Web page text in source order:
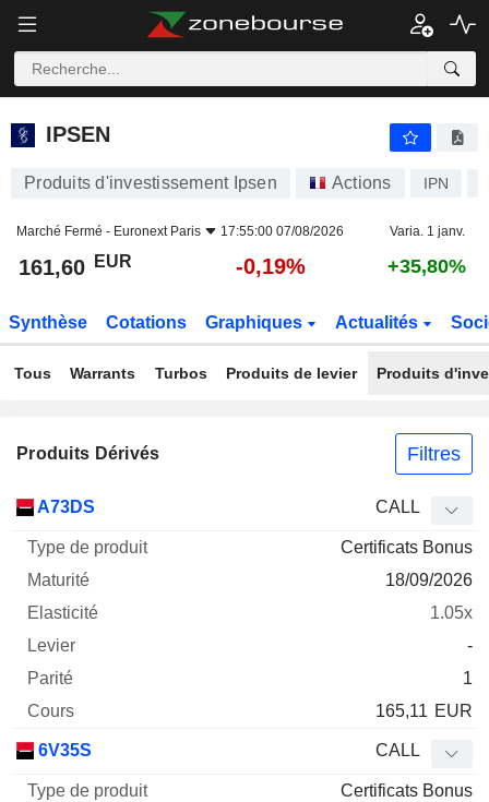
IPSEN
IPSEN
Produits d'investissement Ipsen Actions IPN
Marché Fermé - Euronext Paris 17:55:00 07/08/2026 Varia. 1 janv.
161,60 EUR -0,19% +35,80%
Synthèse Cotations Graphiques Actualités
Tous Warrants Turbos Produits de levier Produits
Produits Dérivés Filtres
Mnemo Type produit
Elasticité Levier Parité
A73DS CALL
Certificats Bonus
18/09/2026
1.05x
-
1
165,11 EUR
6V35S CALL
Certificats Bonus